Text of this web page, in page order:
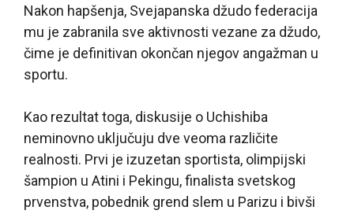
Nakon hapšenja, Svejapanska džudo federacija
mu je zabranila sve aktivnosti vezane za džudo,
čime je definitivan okončan njegov angažman u
sportu.
Kao rezultat toga, diskusije o Uchishiba
neminovno uključuju dve veoma različite
realnosti. Prvi je izuzetan sportista, olimpijski
šampion u Atini i Pekingu, finalista svetskog
prvenstva, pobednik grend slem u Parizu i bivši